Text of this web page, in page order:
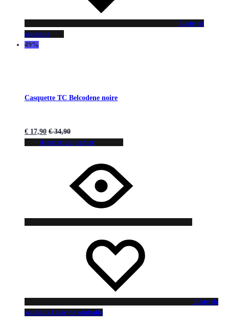
Liste de
souhaits
49%
Casquette TC Belcodene noire
€ 17,90 €34,90
Ajouter au panier
Liste de
souhaits Liste de souhaits